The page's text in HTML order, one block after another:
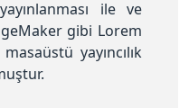
ile ve
gibi Lorem
yayıncılık